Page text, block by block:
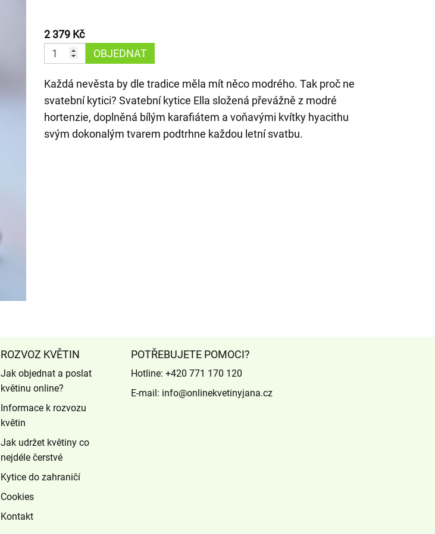
2 379 Kč
OBJEDNAT
Každá nevěsta by dle tradice měla mít něco modrého. Tak proč ne
svatební kytici? Svatební kytice Ella složená převážně z modré
hortenzie, doplněná bílým karafiátem a voňavými kvítky hyacithu
svým dokonalým tvarem podtrhne každou letní svatbu.
ROZVOZ KVĚTIN
Jak objednat a poslat
květinu online?
Informace k rozvozu
květin
Jak udržet květiny co
nejdéle čerstvé
Kytice do zahraničí
Cookies
Kontakt
POTŘEBUJETE POMOCI?
Hotline:+420 771 170 120
E-mail: info@onlinekvetinyjana.cz